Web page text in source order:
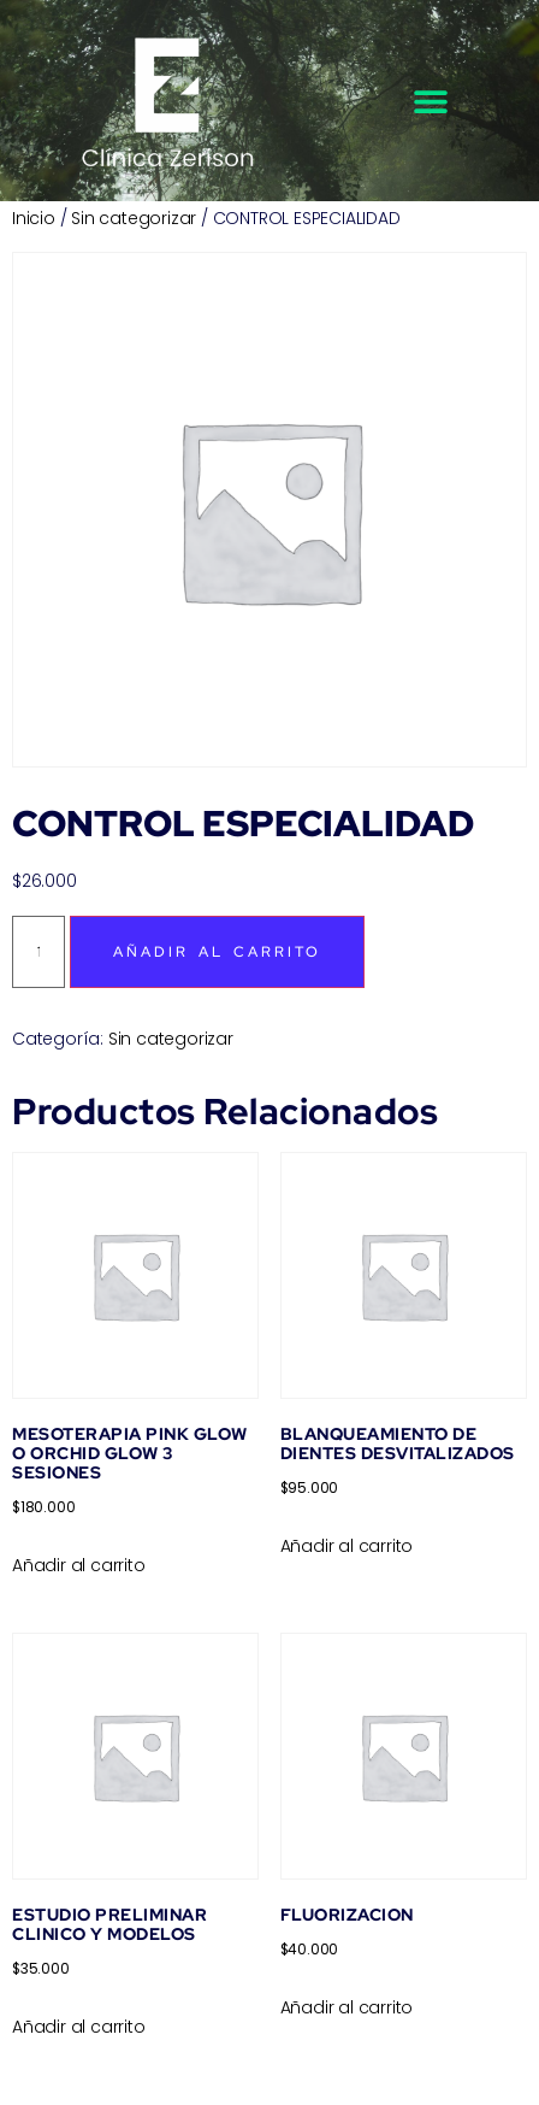
Inicio / Sin categorizar / CONTROL ESPECIALIDAD
CONTROL ESPECIALIDAD
$26.000
AÑADIR AL CARRITO
Categoría: Sin categorizar
Productos Relacionados
MESOTERAPIA PINK GLOW
O ORCHID GLOW 3
SESIONES
$180.000
Añadir al carrito
BLANQUEAMIENTO DE
DIENTES DESVITALIZADOS
$95.000
Añadir al carrito
ESTUDIO PRELIMINAR
CLINICO Y MODELOS
$35.000
Añadir al carrito
FLUORIZACION
$40.000
Añadir al carrito